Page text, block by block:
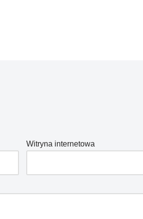
Witryna internetowa